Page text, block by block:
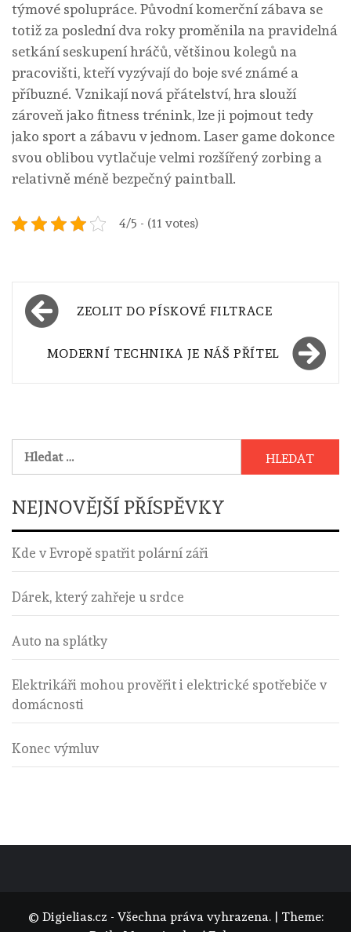
týmové spolupráce. Původní komerční zábava se
totiž za poslední dva roky proměnila na pravidelná
setkání seskupení hráčů, většinou kolegů na
pracovišti, kteří vyzývají do boje své známé a
příbuzné. Vznikají nová přátelství, hra slouží
zároveň jako fitness trénink, lze ji pojmout tedy
jako sport a zábavu v jednom. Laser game dokonce
svou oblibou vytlačuje velmi rozšířený zorbing a
relativně méně bezpečný paintball.
4/5 - (11 votes)
Navigace
pro
příspěvek
ZEOLIT DO PÍSKOVÉ FILTRACE
MODERNÍ TECHNIKA JE NÁŠ PŘÍTEL
Vyhledávání
NEJNOVĚJŠÍ PŘÍSPĚVKY
Kde v Evropě spatřit polární záři
Dárek, který zahřeje u srdce
Auto na splátky
Elektrikáři mohou prověřit i elektrické spotřebiče v
domácnosti
Konec výmluv
© Digielias.cz - Všechna práva vyhrazena.
Theme: